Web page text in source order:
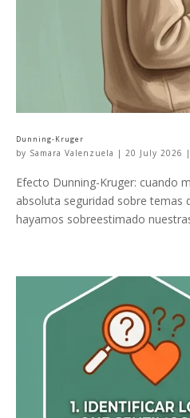
Dunning-Kruger
by Samara Valenzuela |20 July 2026 |
Efecto Dunning-Kruger: cuando
absoluta seguridad sobre temas
hayamos sobreestimado